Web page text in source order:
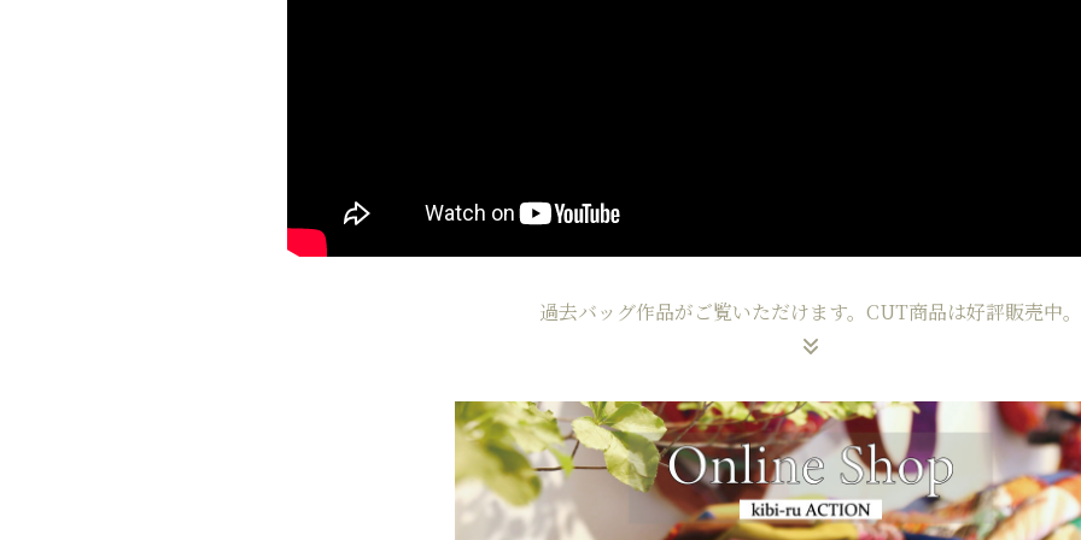
過去バッグ作品がご覧いただけます。 CUT商品は好評販売中。